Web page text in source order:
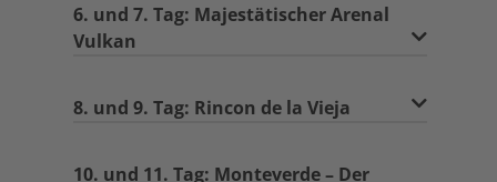
6. und 7. Tag: Majestätischer Arenal
Vulkan
8. und 9. Tag: Rincon de la Vieja
10. und 11. Tag: Monteverde – Der